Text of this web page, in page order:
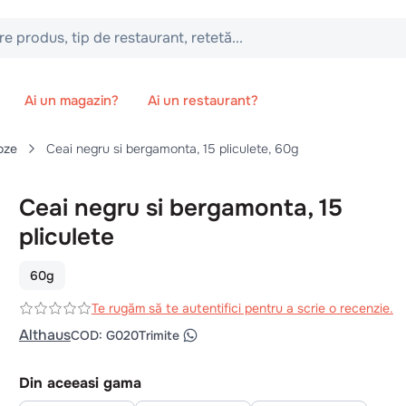
tip de restaurant, retetă...
Ai un magazin? Ai un restaurant?
Ceai negru si bergamonta, 15 pliculete, 60g
Ceai negru si bergamonta, 15
pliculete
60g
Te rugăm să te autentifici pentru a scrie o recenzie.
AlthausCOD: G020Trimite
Din aceeasi gama